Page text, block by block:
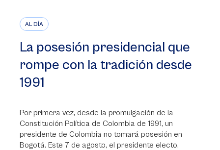
AL DÍA
La posesión presidencial que
rompe con la tradición desde
1991
Por primera vez, desde la promulgación de la
Constitución Política de Colombia de 1991, un
presidente de Colombia no tomará posesión en
Bogotá. Este 7 de agosto, el presidente electo,